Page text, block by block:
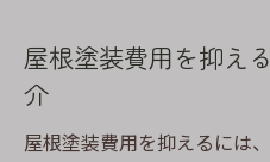
屋根塗装費用を抑え
介
屋根塗装費用を抑えるには